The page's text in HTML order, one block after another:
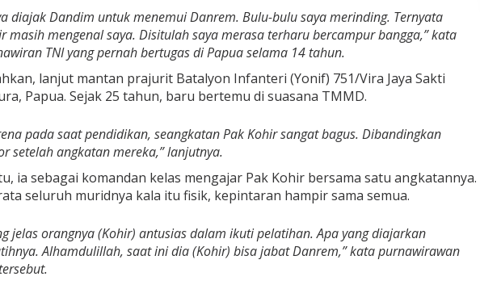
diajak Dandim untuk menemui Danrem. Bulu-bulu saya merinding. Ternyata
masih mengenal saya. Disitulah saya merasa terharu bercampur bangga,” kata
TNI yang pernah bertugas di Papua selama 14 tahun.
lanjut mantan prajurit Batalyon Infanteri (Yonif) 751/Vira Jaya Sakti
Papua. Sejak 25 tahun, baru bertemu di suasana TMMD.
pada saat pendidikan, seangkatan Pak Kohir sangat bagus. Dibandingkan
setelah angkatan mereka,” lanjutnya.
ia sebagai komandan kelas mengajar Pak Kohir bersama satu angkatannya.
seluruh muridnya kala itu fisik, kepintaran hampir sama semua.
jelas orangnya (Kohir) antusias dalam ikuti pelatihan. Apa yang diajarkan
Alhamdulillah, saat ini dia (Kohir) bisa jabat Danrem,” kata purnawirawan